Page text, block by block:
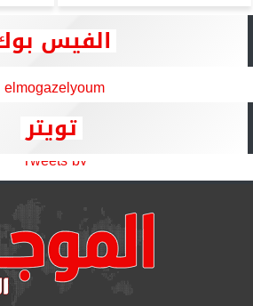
الفيس
elmogazelyoum
تويتر
Tweets by